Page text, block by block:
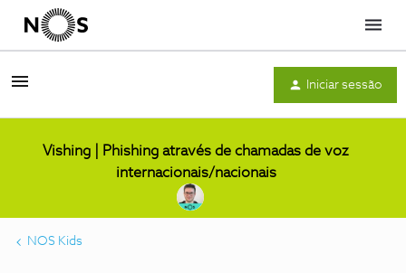
Menu
Iniciar sessão
Vishing | Phishing através de chamadas de voz
internacionais/nacionais
NOS Kids